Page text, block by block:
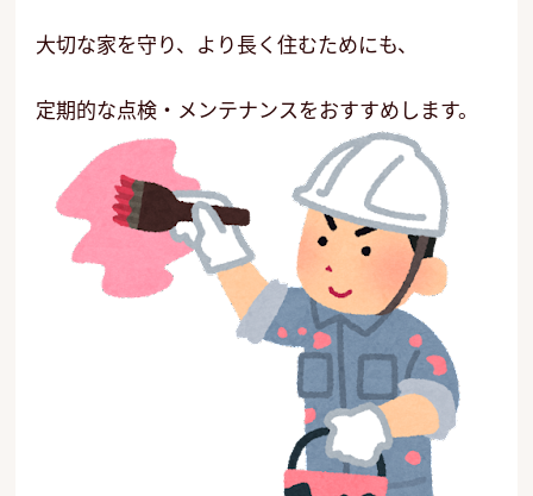
大切な家を守り、より長く住むためにも、
定期的な点検・メンテナンスをおすすめします。